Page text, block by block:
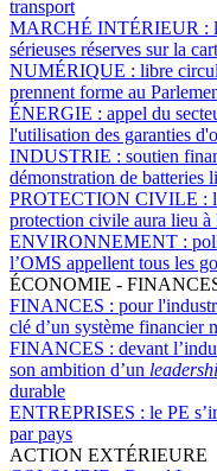
transport
MARCHÉ INTÉRIEUR :
sérieuses réserves sur la
NUMÉRIQUE : libre
prennent forme au
ÉNERGIE : appel du
l'utilisation des garanties
INDUSTRIE : soutien
démonstration de batteries
PROTECTION CIVILE :
protection civile aura lieu à
ENVIRONNEMENT :
l’OMS appellent tous les
ÉCONOMIE -
FINANCES : pour
clé d’un système financier
FINANCES : devant
son ambition d’un
durable
ENTREPRISES : le PE
par pays
ACTION EXTÉRIEURE